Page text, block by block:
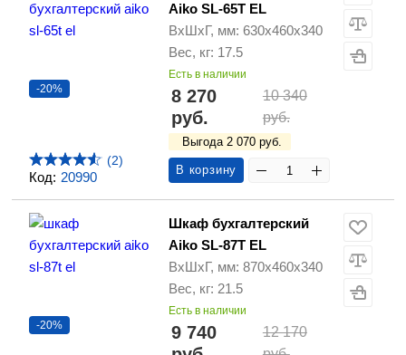
Код: 20990
-20%
(2)
Aiko SL-65T EL
ВхШхГ, мм: 630х460х340
Вес, кг: 17.5
Есть в наличии
8 270
руб.
10 340
руб.
Выгода 2 070 руб.
В корзину
-20%
Шкаф бухгалтерский
Aiko SL-87T EL
ВхШхГ, мм: 870х460х340
Вес, кг: 21.5
Есть в наличии
9 740
12 170